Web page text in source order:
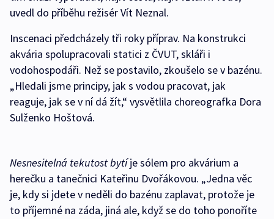
uvedl do příběhu režisér Vít Neznal.
Inscenaci předcházely tři roky příprav. Na konstrukci
akvária spolupracovali statici z ČVUT, skláři i
vodohospodáři. Než se postavilo, zkoušelo se v bazénu.
„Hledali jsme principy, jak s vodou pracovat, jak
reaguje, jak se v ní dá žít,“ vysvětlila choreografka Dora
Sulženko Hoštová.
Nesnesitelná tekutost bytíje sólem pro akvárium a
herečku a tanečnici Kateřinu Dvořákovou. „Jedna věc
je, kdy si jdete v neděli do bazénu zaplavat, protože je
to příjemné na záda, jiná ale, když se do toho ponoříte